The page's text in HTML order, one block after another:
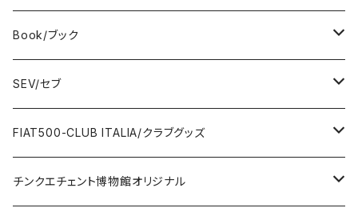
DeAGOSTINI
Giannini
FERRARI
LANCIA
Bag / バッグ
Towel / タオル
Wallet / 財布
Key Case / キーケース
Sticker / ステッカー
Badge / バッジ
Lunch box / ランチボックス
Flag / フラッグ
Book/ブック
ABARTH/アバルト
KOIDESHIGEKANESHOUKAI/小出茂鐘商会
FIAT500/フィアット500
SEV/セブ
Automobile/自動車
Health/健康
FIAT500-CLUB ITALIA/クラブグッズ
Bag/バッグ
チンクエチェント博物館オリジナル